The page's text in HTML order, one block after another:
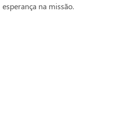
esperança na missão.